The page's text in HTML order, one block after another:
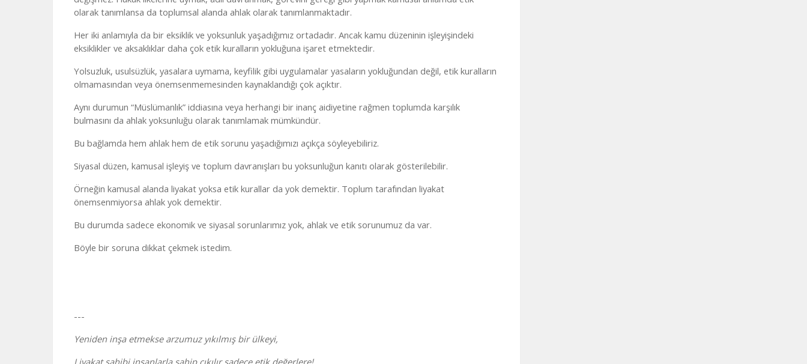
olarak tanımlansa da toplumsal alanda ahlak olarak tanımlanmaktadır.
Her iki anlamıyla da bir eksiklik ve yoksunluk yaşadığımız ortadadır. Ancak kamu düzeninin işleyişindeki
eksiklikler ve aksaklıklar daha çok etik kuralların yokluğuna işaret etmektedir.
Yolsuzluk, usulsüzlük, yasalara uymama, keyfilik gibi uygulamalar yasaların yokluğundan değil, etik kuralların
olmamasından veya önemsenmemesinden kaynaklandığı çok açıktır.
Aynı durumun “Müslümanlık” iddiasına veya herhangi bir inanç aidiyetine rağmen toplumda karşılık
bulmasını da ahlak yoksunluğu olarak tanımlamak mümkündür.
Bu bağlamda hem ahlak hem de etik sorunu yaşadığımızı açıkça söyleyebiliriz.
Siyasal düzen, kamusal işleyiş ve toplum davranışları bu yoksunluğun kanıtı olarak gösterilebilir.
Örneğin kamusal alanda liyakat yoksa etik kurallar da yok demektir. Toplum tarafından liyakat
önemsenmiyorsa ahlak yok demektir.
Bu durumda sadece ekonomik ve siyasal sorunlarımız yok, ahlak ve etik sorunumuz da var.
Böyle bir soruna dikkat çekmek istedim.
---
Yeniden inşa etmekse arzumuz yıkılmış bir ülkeyi,
Liyakat sahibi insanlarla sahip çıkılır sadece etik değerlere!